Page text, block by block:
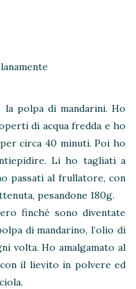
polpa di mandarini. Ho
di acqua fredda e ho
circa 40 minuti. Poi ho
Li ho tagliati a
passati al frullatore, con
pesandone 180g.
finché sono diventate
di mandarino, l’olio di
volta. Ho amalgamato al
il lievito in polvere ed